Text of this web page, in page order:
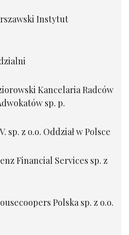
Instytut
Kancelaria Radców
sp. p.
sp. z o.o. Oddział w Polsce
Financial Services sp. z
Polska sp. z o.o.